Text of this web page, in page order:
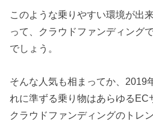
このような乗りやすい環境が出
って、クラウドファンディング
でしょう。
そんな人気も相まってか、2019
れに準ずる乗り物はあらゆるEC
クラウドファンディングのトレ